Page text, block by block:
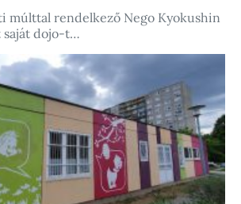
múlttal rendelkező Nego Kyokushin
saját dojo-t…